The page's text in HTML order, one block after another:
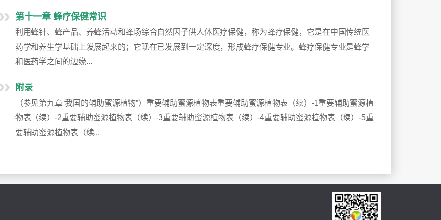
第十一章 蜂疗保健常识
利用蜂针、蜂产品、养蜂活动和蜂场综合自然因子供人体医疗保健，称为蜂疗保健，它是在中国传统医
药学和养生学基础上发展起来的；它现在已发展到一定深度，形成蜂疗保健专业。蜂疗保健专业是蜂学
和医药学之间的边缘...
附录
（参见第九章“我国的辅助蜜源植物”）重要辅助蜜源植物表重要辅助蜜源植物表（续）-1重要辅助蜜源植
物表（续）-2重要辅助蜜源植物表（续）-3重要辅助蜜源植物表（续）-4重要辅助蜜源植物表（续）-5重
要辅助蜜源植物表（续...